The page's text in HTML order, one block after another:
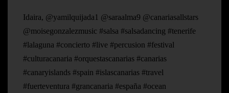
Idaira, @yamilquijada1 @saraalma9 @canariasallstars
@moisegonzalezmusic #salsa #salsadancing #tenerife
#lalaguna #concierto #live #percusion #festival
#culturacanaria #orquestascanarias #canarias
#canaryislands #spain #islascanarias #travel
#fuerteventura #grancanaria #españa #ocean